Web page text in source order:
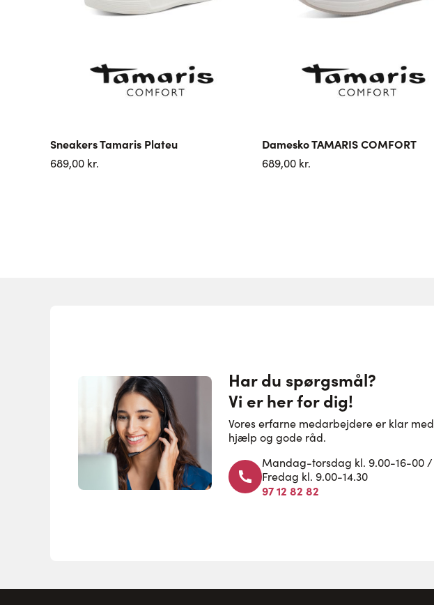
Sneakers Tamaris Plateu
689,00 kr.
Damesko TAMARIS COMFORT
689,00 kr.
Har du spørgsmål?
Vi er her for dig!
Vores erfarne medarbejdere er klar med
hjælp og gode råd.
Mandag-torsdag kl. 9.00-16-00 /
Fredag kl. 9.00-14.30
97 12 82 82